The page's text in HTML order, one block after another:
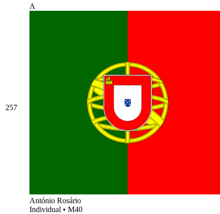
257
A
António Rosário
Individual • M40